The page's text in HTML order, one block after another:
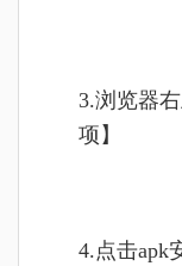
3.浏览器
项】
4.点击apk